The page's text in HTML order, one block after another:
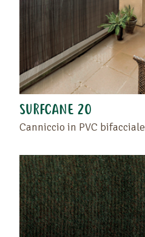
SURFCANE 20
Canniccio in PVC